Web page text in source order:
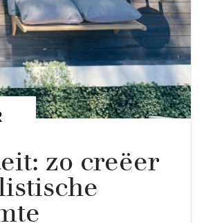
zo creëer